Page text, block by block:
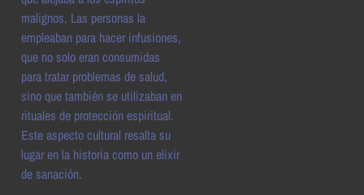
malignos. Las personas la
empleaban para hacer infusiones,
que no solo eran consumidas
para tratar problemas de salud,
sino que también se utilizaban en
rituales de protección espiritual.
Este aspecto cultural resalta su
lugar en la historia como un elixir
de sanación.